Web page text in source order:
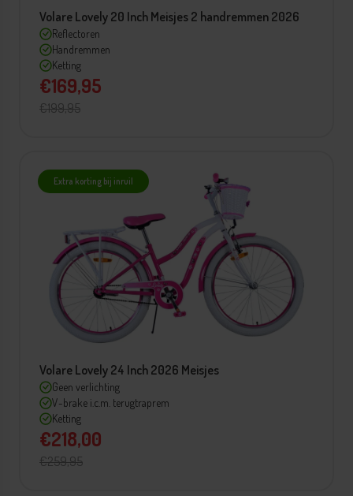
Volare Lovely 20 Inch Meisjes 2 handremmen 2026
Reflectoren
Handremmen
Ketting
€169,95
€199,95
Extra korting bij inruil
Volare Lovely 24 Inch 2026 Meisjes
Geen verlichting
V-brake i.c.m. terugtraprem
Ketting
€218,00
€259,95